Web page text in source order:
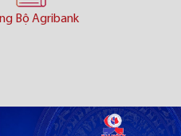
Bộ Agribank